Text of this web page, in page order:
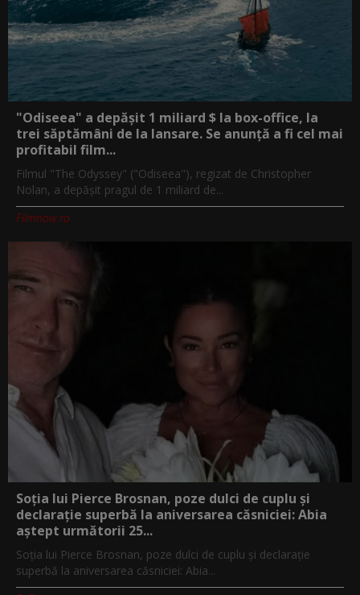
"Odiseea" a depășit 1 miliard $ la box-office, la
trei săptămâni de la lansare. Se anunță a fi cel mai
profitabil film...
Filmul "The Odyssey" ("Odiseea"), regizat de Christopher
Nolan, a depăşit pragul de 1 miliard de...
Filmnow.ro
Soția lui Pierce Brosnan, poze dulci de cuplu și
declarație superbă la aniversarea căsniciei: Abia
aștept următorii 25...
Soția lui Pierce Brosnan, poze dulci de cuplu și declarație
superbă la aniversarea căsniciei: Abia...